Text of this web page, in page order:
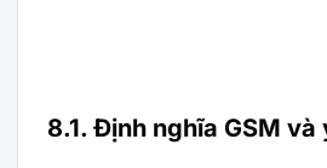
8.1. Định nghĩa GSM và